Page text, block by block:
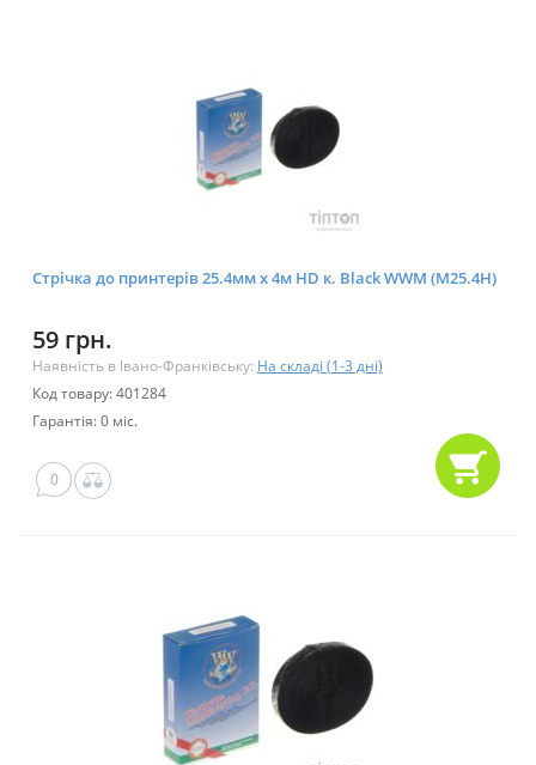
Стрічка до принтерів 25.4мм х 4м HD к. Black WWM (M25.4H)
59 грн.
Наявність в Івано-Франківську: На складі (1-3 дні)
Код товару: 401284
Гарантія: 0 міс.
0